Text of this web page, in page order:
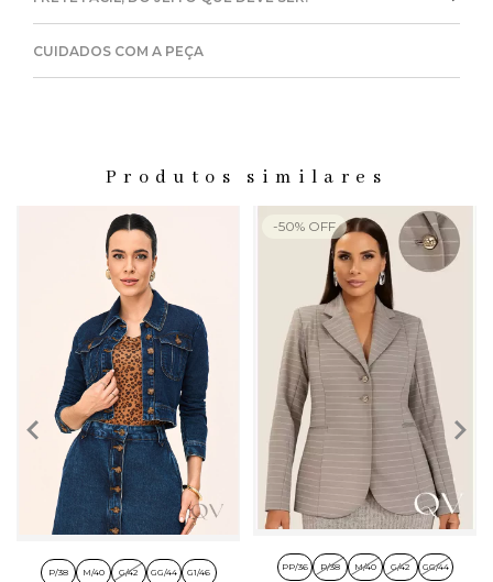
CUIDADOS COM A PEÇA
Produtos similares
P/38 M/40 G/42 GG/44 G1/46 PP/36 P/38 M/40 G/42 GG/44
-50% OFF